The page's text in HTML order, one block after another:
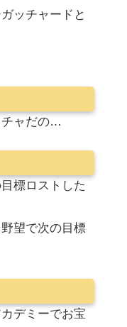
ッチャードと
チャだの…
標ロストした
望で次の目標
デミーでお宝